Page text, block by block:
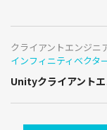
クライアントエンジニ
インフィニティベクタ
Unityクライアント